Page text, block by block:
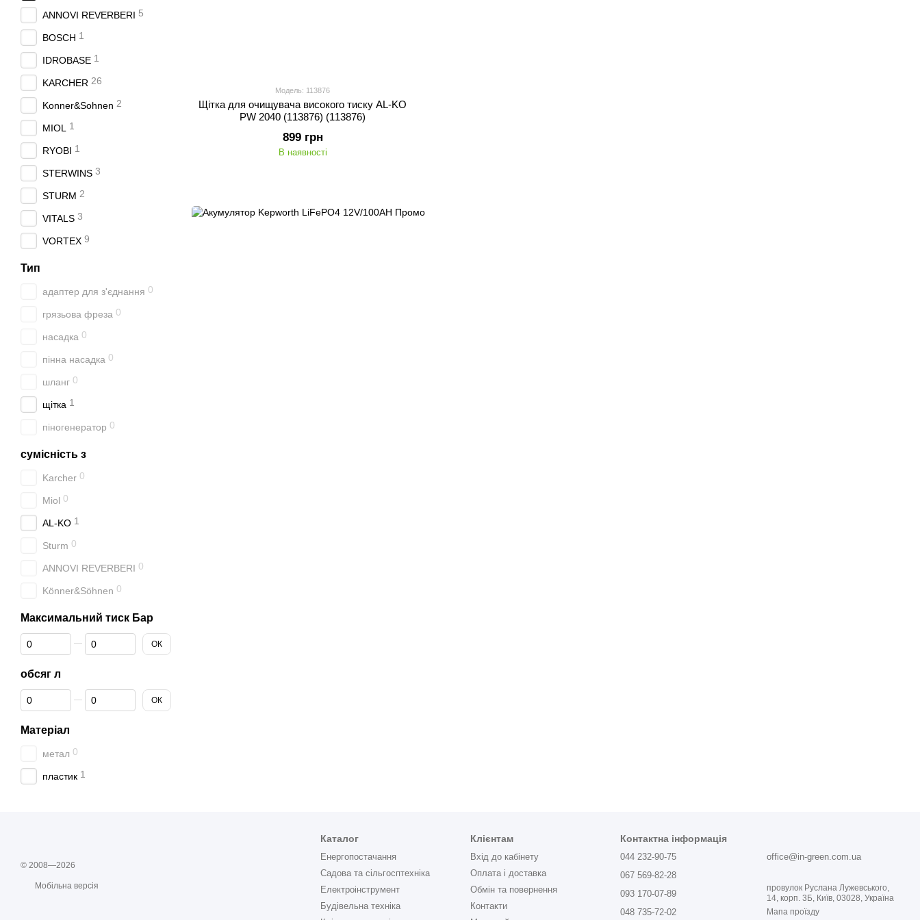
Модель: 113876
Щітка для очищувача високого тиску AL-KO
PW 2040 (113876) (113876)
899 грн
В наявності
ANNOVI REVERBERI 5
BOSCH 1
IDROBASE 1
KARCHER 26
Konner&Sohnen 2
MIOL 1
RYOBI 1
STERWINS 3
STURM 2
VITALS 3
VORTEX 9
Тип
адаптер для з'єднання 0
грязьова фреза 0
насадка 0
пінна насадка 0
шланг 0
щітка 1
піногенератор 0
сумісність з
Karcher 0
Miol 0
AL-KO 1
Sturm 0
ANNOVI REVERBERI 0
Könner&Söhnen 0
Максимальний тиск Бар
Від Максимальний тиск Бар
До Максимальний тиск Бар ОК
обсяг л
Від обсяг л
До обсяг л ОК
Матеріал
метал 0
пластик 1
© 2008—2026
Мобільна версія
Каталог
Енергопостачання
Садова та сільгосптехніка
Електроінструмент
Будівельна техніка
Клієнтам
Вхід до кабінету
Оплата і доставка
Обмін та повернення
Контакти
Контактна інформація
044 232-90-75
067 569-82-28
093 170-07-89
048 735-72-02
office@in-green.com.ua
провулок Руслана Лужевського,
14, корп. 3Б, Київ, 03028, Україна
Мапа проїзду